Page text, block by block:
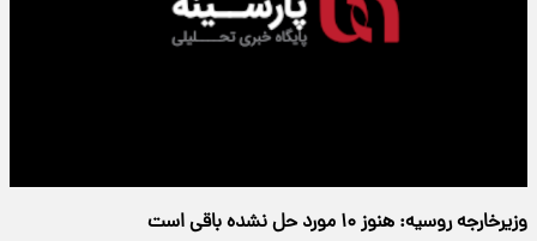
وزیرخارجه روسیه: هنوز ۱۰ مورد حل نشده باقی است